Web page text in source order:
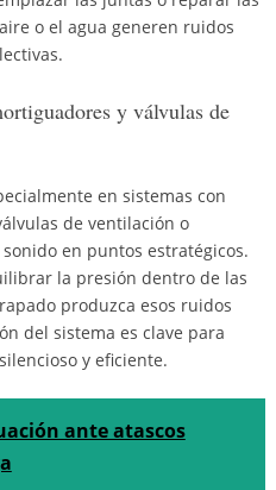
o el agua generen ruidos
y válvulas de
en sistemas con
de ventilación o
en puntos estratégicos.
la presión dentro de las
produzca esos ruidos
del sistema es clave para
y eficiente.
ante atascos